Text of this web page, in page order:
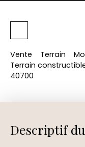
Vente Terrain
Terrain
40700
Descriptif